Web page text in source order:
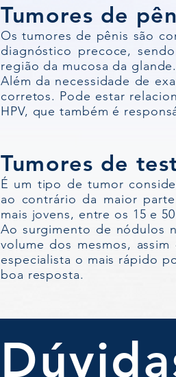
Tumores de
Os tumores de pênis são
diagnóstico precoce,
região da mucosa da glande.
Além da necessidade de
corretos. Pode estar
HPV, que também é
Tumores de
É um tipo de tumor
ao contrário da maior
mais jovens, entre os 15 e
Ao surgimento de nódulos
volume dos mesmos,
especialista o mais rápido
boa resposta.